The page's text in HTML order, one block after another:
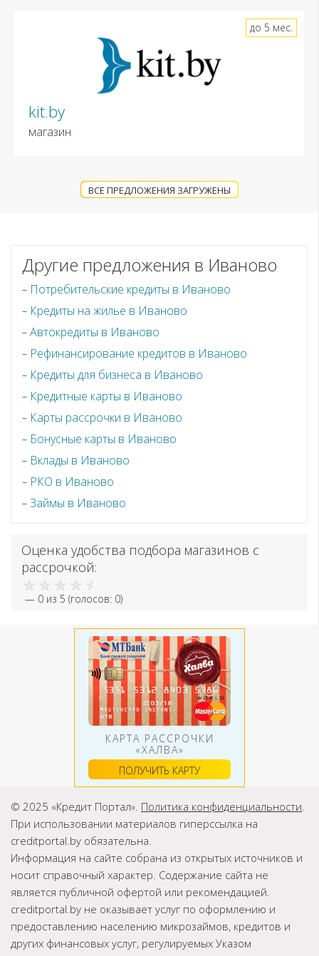
kit.by
магазин
до 5 мес.
ВСЕ ПРЕДЛОЖЕНИЯ ЗАГРУЖЕНЫ
Другие предложения в Иваново
Потребительские кредиты в Иваново
Кредиты на жилье в Иваново
Автокредиты в Иваново
Рефинансирование кредитов в Иваново
Кредиты для бизнеса в Иваново
Кредитные карты в Иваново
Карты рассрочки в Иваново
Бонусные карты в Иваново
Вклады в Иваново
РКО в Иваново
Займы в Иваново
Оценка удобства подбора магазинов с
рассрочкой:
— 0 из 5 (голосов: 0)
КАРТА РАССРОЧКИ
«ХАЛВА»
ПОЛУЧИТЬ КАРТУ
© 2025 «Кредит Портал». Политика конфиденциальности
При использовании материалов гиперссылка на
creditportal.by обязательна.
Информация на сайте собрана из открытых источников и
носит справочный характер. Содержание сайта не
является публичной офертой или рекомендацией.
creditportal.by не оказывает услуг по оформлению и
предоставлению населению микрозаймов, кредитов и
других финансовых услуг, регулируемых Указом